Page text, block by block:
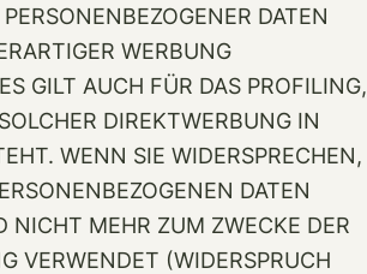
DATEN
WERBUNG
GILT AUCH FÜR DAS PROFILING,
DIREKTWERBUNG IN
WENN SIE WIDERSPRECHEN,
DATEN
NICHT MEHR ZUM ZWECKE DER
VERWENDET (WIDERSPRUCH